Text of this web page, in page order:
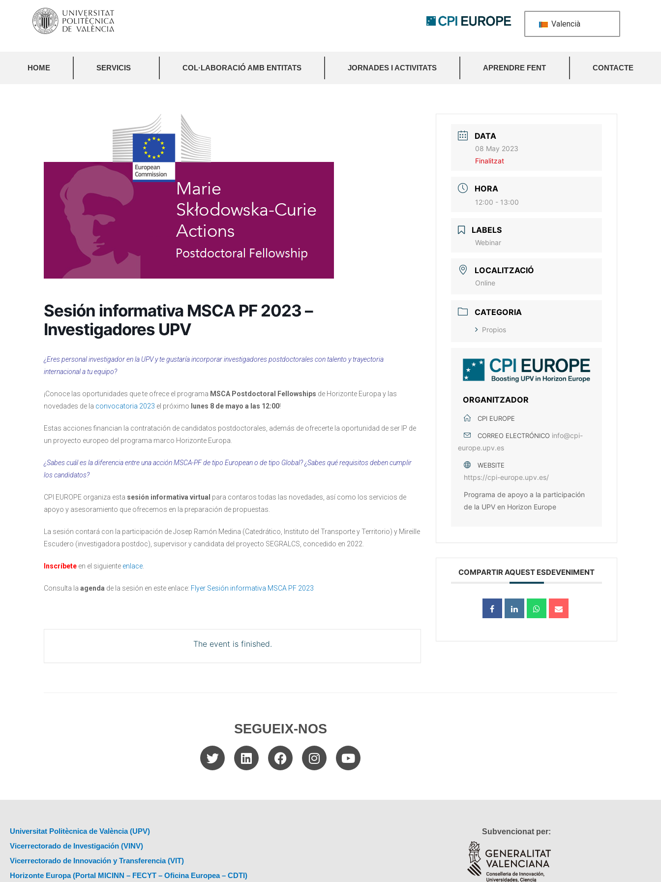
Valencià
HOME SERVICIS COL·LABORACIÓ AMB ENTITATS JORNADES I ACTIVITATS APRENDRE FENT CONTACTE
Sesión informativa MSCA PF 2023 –
Investigadores UPV
¿Eres personal investigador en la UPV y te gustaría incorporar investigadores postdoctorales con talento y trayectoria
internacional a tu equipo?
¡Conoce las oportunidades que te ofrece el programa MSCA Postdoctoral Fellowships de Horizonte Europa y las
novedades de la convocatoria 2023 el próximo lunes 8 de mayo a las 12:00!
Estas acciones financian la contratación de candidatos postdoctorales, además de ofrecerte la oportunidad de ser IP de
un proyecto europeo del programa marco Horizonte Europa.
¿Sabes cuál es la diferencia entre una acción MSCA-PF de tipo European o de tipo Global? ¿Sabes qué requisitos deben cumplir
los candidatos?
CPI EUROPE organiza esta sesión informativa virtual para contaros todas las novedades, así como los servicios de
apoyo y asesoramiento que ofrecemos en la preparación de propuestas.
La sesión contará con la participación de Josep Ramón Medina (Catedrático, Instituto del Transporte y Territorio) y Mireille
Escudero (investigadora postdoc), supervisor y candidata del proyecto SEGRALCS, concedido en 2022.
Inscríbete en el siguiente enlace
Consulta la agenda de la sesión en este enlace: Flyer Sesión informativa MSCA PF 2023
The event is finished.
DATA
08 May 2023
Finalitzat
HORA
12:00 - 13:00
LABELS
Webinar
LOCALITZACIÓ
Online
CATEGORIA
Propios
ORGANITZADOR
CPI EUROPE
CORREO ELECTRÓNICO info@cpi-
europe.upv.es
WEBSITE
https://cpi-europe.upv.es/
Programa de apoyo a la participación
de la UPV en Horizon Europe
COMPARTIR AQUEST ESDEVENIMENT
SEGUEIX-NOS
Universitat Politècnica de València (UPV)
Vicerrectorado de Investigación (VINV)
Vicerrectorado de Innovación y Transferencia (VIT)
Horizonte Europa (Portal MICINN – FECYT – Oficina Europea – CDTI)
Subvencionat per: